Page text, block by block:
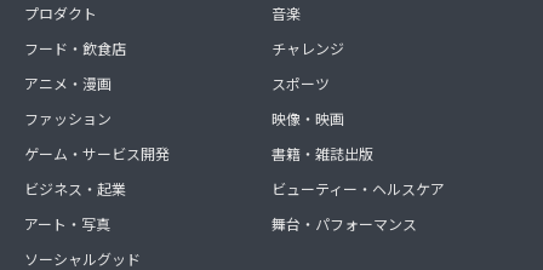
プロダクト
フード・飲食店
アニメ・漫画
ファッション
ゲーム・サービス開発
ビジネス・起業
アート・写真
ソーシャルグッド
音楽
チャレンジ
スポーツ
映像・映画
書籍・雑誌出版
ビューティー・ヘルスケア
舞台・パフォーマンス